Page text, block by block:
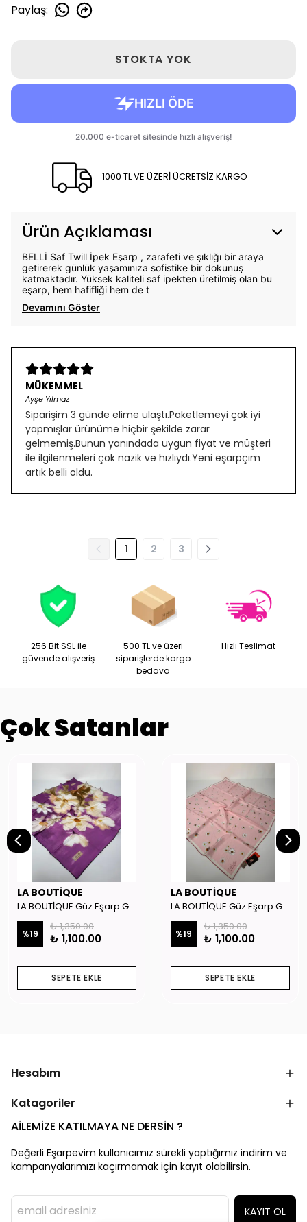
Paylaş:
STOKTA YOK
1000 TL VE ÜZERİ ÜCRETSİZ KARGO
Ürün Açıklaması
BELLİ Saf Twill İpek Eşarp , zarafeti ve şıklığı bir araya
getirerek günlük yaşamınıza sofistike bir dokunuş
katmaktadır. Yüksek kaliteli saf ipekten üretilmiş olan bu
eşarp, hem hafifliği hem de t
Devamını Göster
MÜKEMMEL
Ayşe Yılmaz
Siparişim 3 günde elime ulaştı.Paketlemeyi çok iyi
yapmışlar ürünüme hiçbir şekilde zarar
gelmemiş.Bunun yanındada uygun fiyat ve müşteri
ile ilgilenmeleri çok nazik ve hızlıydı.Yeni eşarpçım
artık belli oldu.
1 2 3
256 Bit SSL ile
güvende alışveriş
500 TL ve üzeri
siparişlerde kargo
bedava
Hızlı Teslimat
Çok Satanlar
LA BOUTİQUE
LA BOUTİQUE Güz Eşarp GYSE262908
%19
₺ 1,350.00
₺ 1,100.00
SEPETE EKLE
LA BOUTİQUE
LA BOUTİQUE Güz Eşarp GYSE130804
%19
₺ 1,350.00
₺ 1,100.00
SEPETE EKLE
Hesabım
Katagoriler
AİLEMİZE KATILMAYA NE DERSİN ?
Değerli Eşarpevim kullanıcımız sürekli yaptığımız indirim ve
kampanyalarımızı kaçırmamak için kayıt olabilirsin.
KAYIT OL